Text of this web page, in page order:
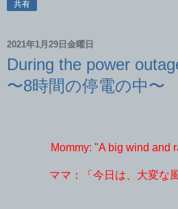
共有
2021年1月29日金曜日
During the power
〜8時間の停電の中〜
Mommy: "A big wind and
ママ：「今日は、大変な